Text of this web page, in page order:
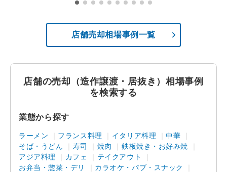
店舗売却相場事例一覧
店舗の売却（造作譲渡・居抜き）相場事例
を検索する
業態から探す
ラーメン フランス料理 イタリア料理
中華
そば・うどん
寿司 焼肉
鉄板焼き・お好み焼
アジア料理
カフェ
テイクアウト
お弁当・惣菜・デリ
カラオケ・パブ・スナック